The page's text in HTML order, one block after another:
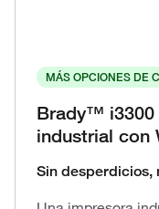
MÁS OPCIONES DE
Brady™ i3300
industrial con
Sin desperdicios,